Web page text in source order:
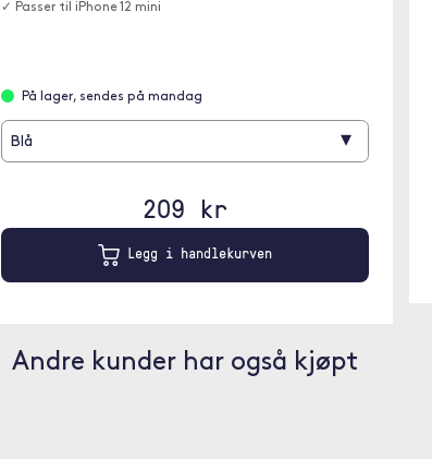
✓ Passer til iPhone 12 mini
På lager, sendes på mandag
Blå ▾
209 kr
Legg i handlekurven
Andre kunder har også kjøpt